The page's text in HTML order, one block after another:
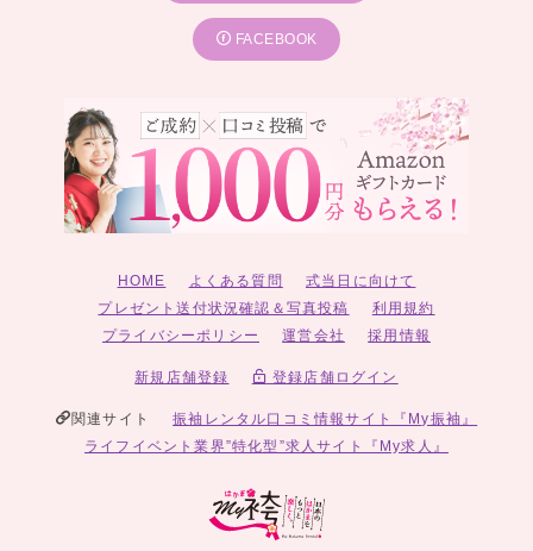
FACEBOOK
HOME よくある質問
式当日に向けて
プレゼント送付状況確認＆写真投稿
利用規約
プライバシーポリシー
運営会社 採用情報
新規店舗登録 登録店舗ログイン
関連サイト
振袖レンタル口コミ情報サイト『My振袖』
ライフイベント業界”特化型”求人サイト『My求人』